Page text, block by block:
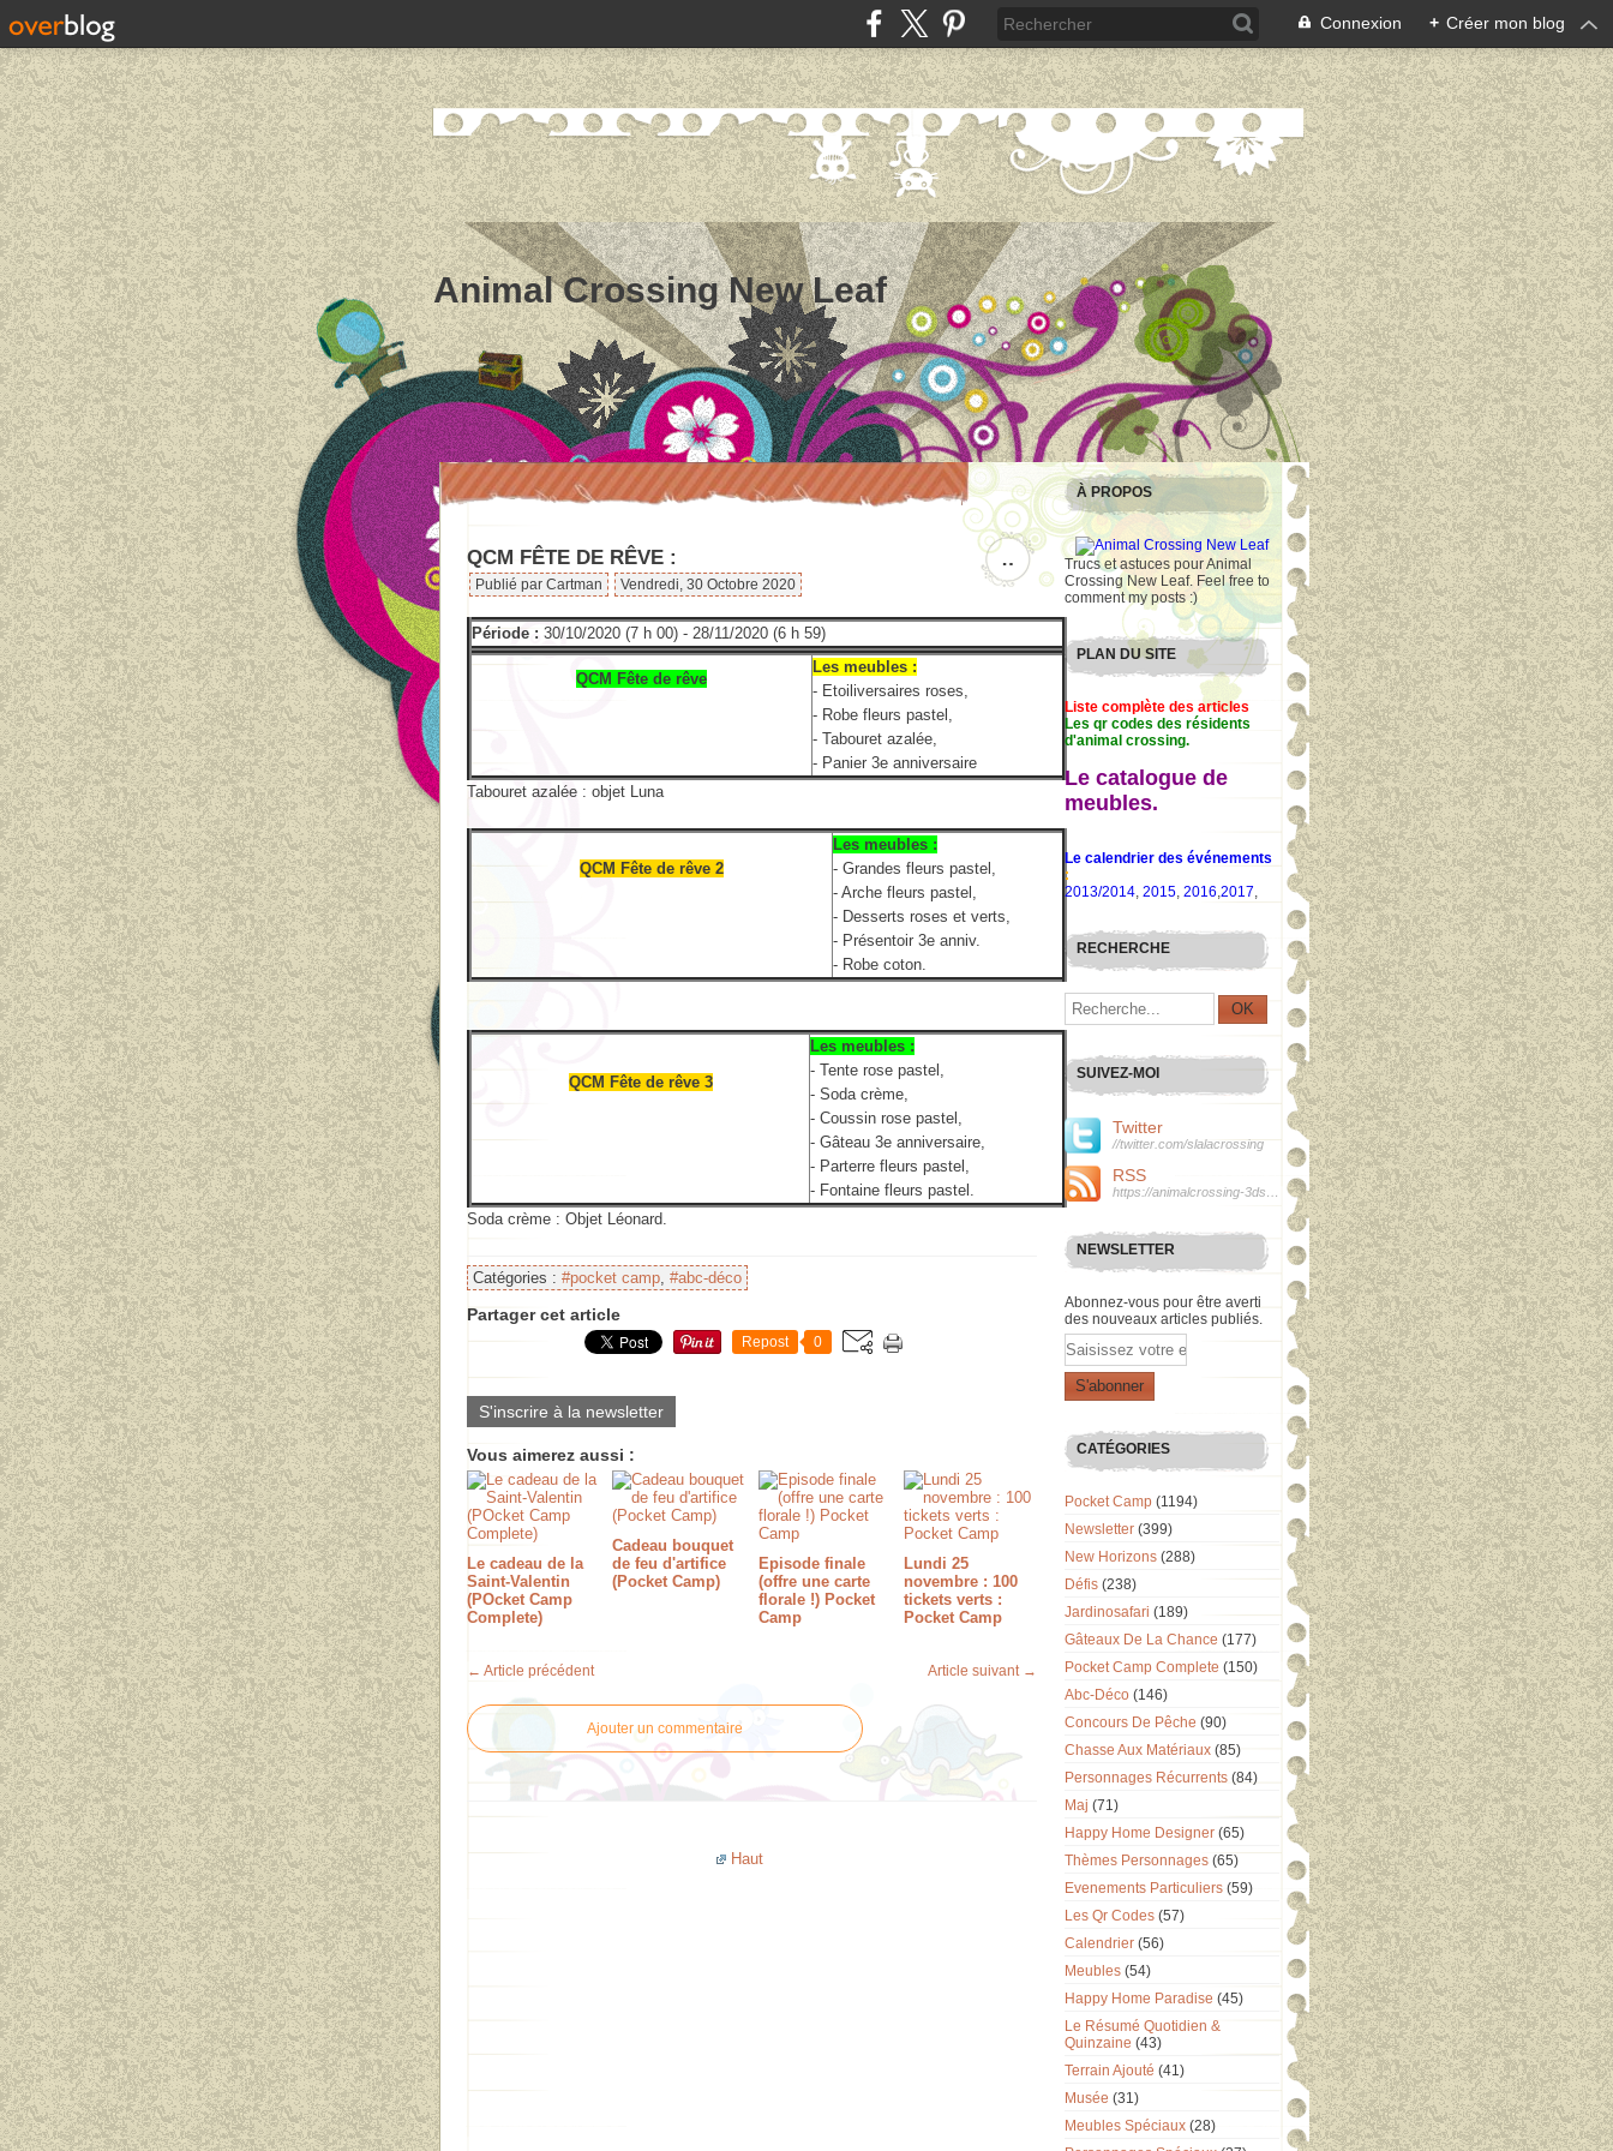
Connexion + Créer mon blog
Animal Crossing New Leaf
…
QCM FÊTE DE RÊVE :
Publié par Cartman Vendredi, 30 Octobre 2020
Période : 30/10/2020 (7 h 00) - 28/11/2020 (6 h 59)
QCM Fête de rêve
Les meubles :
- Etoiliversaires roses,
- Robe fleurs pastel,
- Tabouret azalée,
- Panier 3e anniversaire
Tabouret azalée : objet Luna
QCM Fête de rêve 2
Les meubles :
- Grandes fleurs pastel,
- Arche fleurs pastel,
- Desserts roses et verts,
- Présentoir 3e anniv.
- Robe coton.
QCM Fête de rêve 3
Les meubles :
- Tente rose pastel,
- Soda crème,
- Coussin rose pastel,
- Gâteau 3e anniversaire,
- Parterre fleurs pastel,
- Fontaine fleurs pastel.
Soda crème : Objet Léonard.
Catégories : #pocket camp, #abc-déco
Partager cet article
Repost 0
S'inscrire à la newsletter
Vous aimerez aussi :
Le cadeau de la
Saint-Valentin
(POcket Camp
Complete)
Cadeau bouquet
de feu d'artifice
(Pocket Camp)
Episode finale
(offre une carte
florale !) Pocket
Camp
Lundi 25
novembre : 100
tickets verts :
Pocket Camp
← Article précédent Article suivant →
Ajouter un commentaire
Haut
À PROPOS
Trucs et astuces pour Animal
Crossing New Leaf. Feel free to
comment my posts :)
PLAN DU SITE
Liste complète des articles
Les qr codes des résidents
d'animal crossing.
Le catalogue de
meubles.
Le calendrier des événements
:
2013/2014, 2015, 2016,2017,
RECHERCHE
SUIVEZ-MOI
Twitter
//twitter.com/slalacrossing
RSS
NEWSLETTER
Abonnez-vous pour être averti
des nouveaux articles publiés.
Email
CATÉGORIES
Pocket Camp (1194)
Newsletter (399)
New Horizons (288)
Défis (238)
Jardinosafari (189)
Gâteaux De La Chance (177)
Pocket Camp Complete (150)
Abc-Déco (146)
Concours De Pêche (90)
Chasse Aux Matériaux (85)
Personnages Récurrents (84)
Maj (71)
Happy Home Designer (65)
Thèmes Personnages (65)
Evenements Particuliers (59)
Les Qr Codes (57)
Calendrier (56)
Meubles (54)
Happy Home Paradise (45)
Le Résumé Quotidien &
Quinzaine (43)
Terrain Ajouté (41)
Musée (31)
Meubles Spéciaux (28)